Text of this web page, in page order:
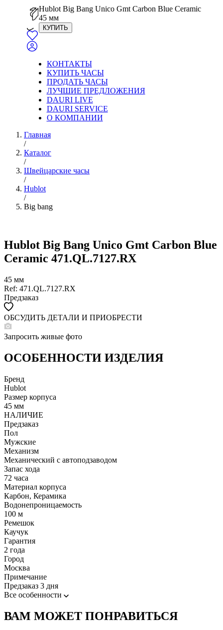
Hublot Big Bang Unico Gmt Carbon Blue Ceramic
45 мм
КУПИТЬ
КОНТАКТЫ
КУПИТЬ ЧАСЫ
ПРОДАТЬ ЧАСЫ
ЛУЧШИЕ ПРЕДЛОЖЕНИЯ
DAURI LIVE
DAURI SERVICE
О КОМПАНИИ
Главная
/
Каталог
/
Швейцарские часы
/
Hublot
/
Big bang
Hublot Big Bang Unico Gmt Carbon Blue
Ceramic 471.QL.7127.RX
45 мм
Ref: 471.QL.7127.RX
Предзаказ
ОБСУДИТЬ ДЕТАЛИ И ПРИОБРЕСТИ
WHATSAPP
TELEGRAM
ПОЗВОНИТЬ
ЗАПРОС ЗВОНКА
Запросить живые фото
ОСОБЕННОСТИ ИЗДЕЛИЯ
Бренд
Hublot
Размер корпуса
45 мм
НАЛИЧИЕ
Предзаказ
Пол
Мужские
Механизм
Механический с автоподзаводом
Запас хода
72 часа
Материал корпуса
Карбон, Керамика
Водонепроницаемость
100 м
Ремешок
Каучук
Гарантия
2 года
Город
Москва
Примечание
Предзаказ 3 дня
Все особенности
ВАМ МОЖЕТ ПОНРАВИТЬСЯ